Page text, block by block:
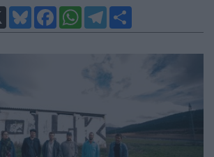
X
BlueskyFacebookWhatsAppTelegram